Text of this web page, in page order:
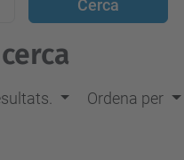
Ordena per